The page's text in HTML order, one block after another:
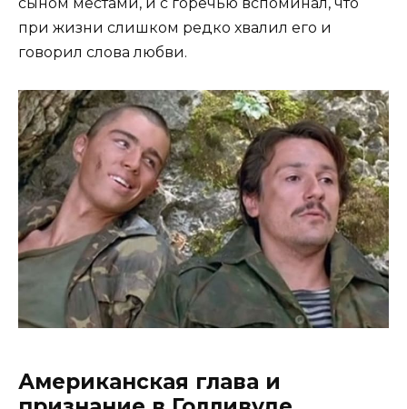
сыном местами, и с горечью вспоминал, что
при жизни слишком редко хвалил его и
говорил слова любви.
Американская глава и